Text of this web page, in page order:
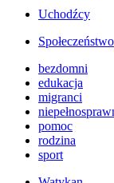
Uchodźcy
Społeczeństwo
bezdomni
edukacja
migranci
pomoc
rodzina
sport